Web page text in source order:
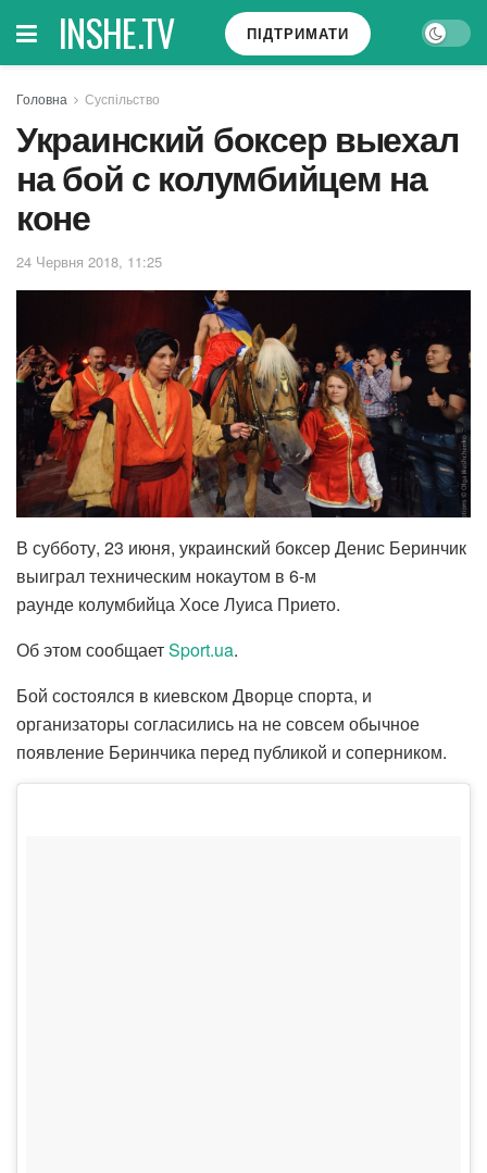
INSHE.TV ПІДТРИМАТИ
Головна Суспільство
Украинский боксер выехал
на бой с колумбийцем на
коне
24 Червня 2018, 11:25
В субботу, 23 июня, украинский боксер Денис Беринчик
выиграл техническим нокаутом в 6-м
раунде колумбийца Хосе Луиса Прието.
Об этом сообщаетSport.ua.
Бой состоялся в киевском Дворце спорта, и
организаторы согласились на не совсем обычное
появление Беринчика перед публикой и соперником.